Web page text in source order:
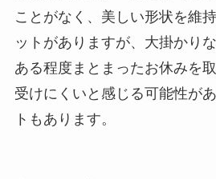
ことがなく、美しい形状を維
ットがありますが、大掛かり
ある程度まとまったお休みを
受けにくいと感じる可能性が
トもあります。